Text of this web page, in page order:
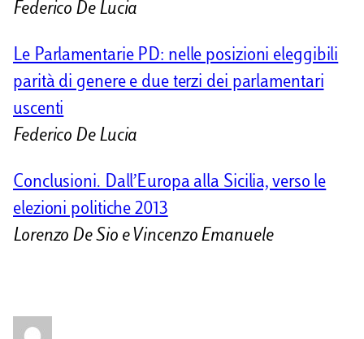
Federico De Lucia
Le Parlamentarie PD: nelle posizioni eleggibili
parità di genere e due terzi dei parlamentari
uscenti
Federico De Lucia
Conclusioni. Dall’Europa alla Sicilia, verso le
elezioni politiche 2013
Lorenzo De Sio e Vincenzo Emanuele